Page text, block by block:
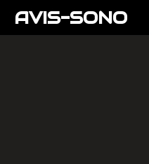
AllerAVIS-SONO